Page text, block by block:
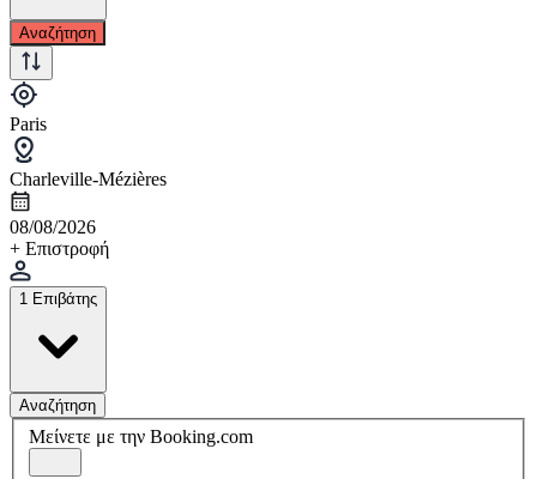
Αναζήτηση
Paris
Charleville-Mézières
08/08/2026
+ Επιστροφή
1 Επιβάτης
Αναζήτηση
Μείνετε με την Booking.com